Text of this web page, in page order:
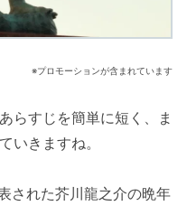
※プロモーションが含まれています
らすじを簡単に短く、ま
いきますね。
された芥川龍之介の晩年